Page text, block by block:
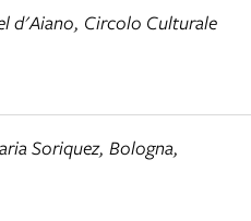
d'Aiano, Circolo Culturale
Soriquez, Bologna,